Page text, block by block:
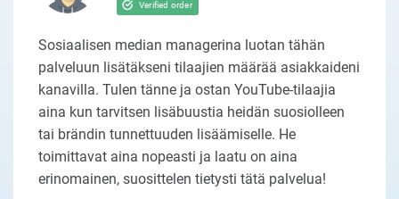
Sosiaalisen median managerina luotan tähän
palveluun lisätäkseni tilaajien määrää asiakkaideni
kanavilla. Tulen tänne ja ostan YouTube-tilaajia
aina kun tarvitsen lisäbuustia heidän suosiolleen
tai brändin tunnettuuden lisäämiselle. He
toimittavat aina nopeasti ja laatu on aina
erinomainen, suosittelen tietysti tätä palvelua!